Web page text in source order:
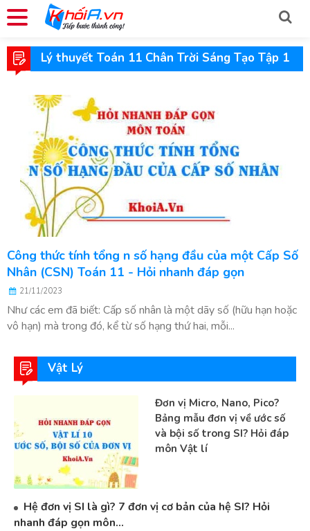
Lý thuyết Toán 11 Chân Trời Sáng Tạo Tập 1
Công thức tính tổng n số hạng đầu của một Cấp Số
Nhân (CSN) Toán 11 - Hỏi nhanh đáp gọn
21/11/2023
Như các em đã biết: Cấp số nhân là một dãy số (hữu hạn hoặc
vô hạn) mà trong đó, kể từ số hạng thứ hai, mỗi...
Vật Lý
Đơn vị Micro, Nano, Pico?
Bảng mẫu đơn vị về ước số
và bội số trong SI? Hỏi đáp
môn Vật lí
Hệ đơn vị SI là gì? 7 đơn vị cơ bản của hệ SI? Hỏi
nhanh đáp gọn môn...